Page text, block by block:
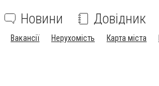
Новини Довідник
Вакансії Нерухомість Карта міста